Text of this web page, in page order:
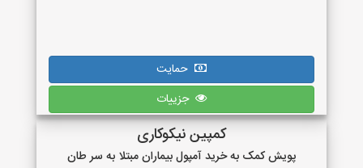
حمایت
جزییات
کمپین نیکوکاری
پویش کمک به خرید آمپول بیماران مبتلا به سر طان